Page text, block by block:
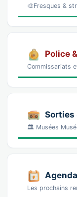
🎨Fresques &
Police
Commissariats
Sorties
🏛️ Musées
Les prochains